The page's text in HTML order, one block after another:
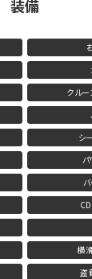
装備
クル
シ
パ
横
盗